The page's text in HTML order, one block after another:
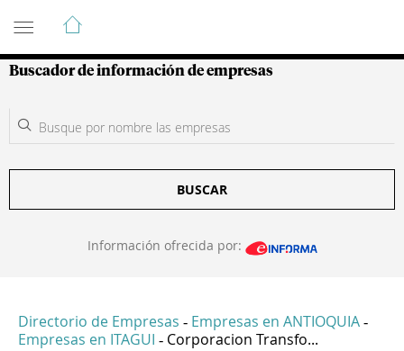
Guía de Empresas Colombianas
Buscador de información de empresas
BUSCAR
Información ofrecida por:
Directorio de Empresas - Empresas en ANTIOQUIA -
Empresas en ITAGUI - Corporacion Transfo...